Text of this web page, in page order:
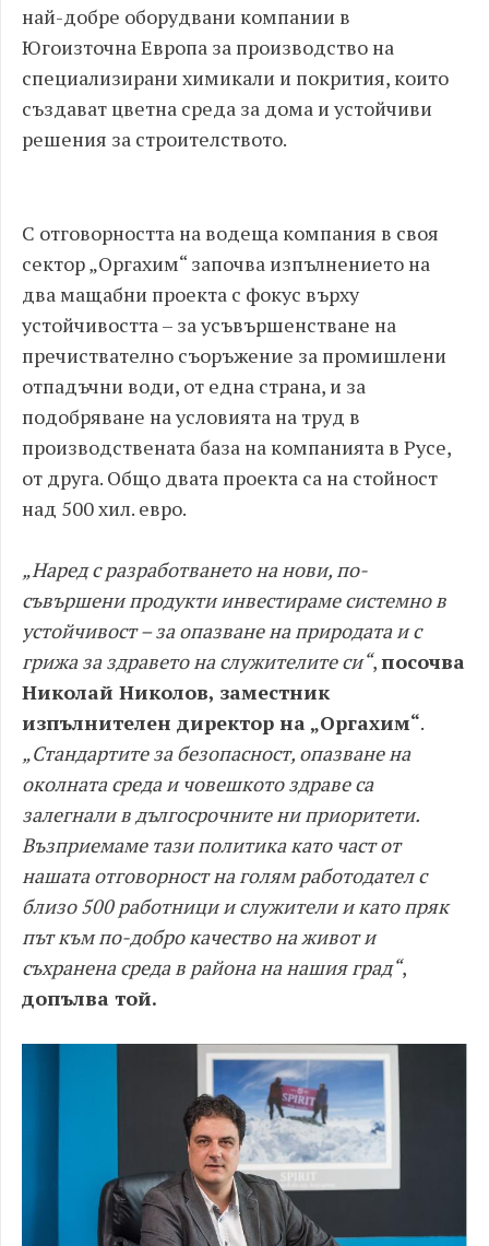
най-добре оборудвани компании в
Югоизточна Европа за производство на
специализирани химикали и покрития, които
създават цветна среда за дома и устойчиви
решения за строителството.
С отговорността на водеща компания в своя
сектор „Оргахим“ започва изпълнението на
два мащабни проекта с фокус върху
устойчивостта – за усъвършенстване на
пречиствателно съоръжение за промишлени
отпадъчни води, от една страна, и за
подобряване на условията на труд в
производствената база на компанията в Русе,
от друга. Общо двата проекта са на стойност
над 500 хил. евро.
„Наред с разработването на нови, по-
съвършени продукти инвестираме системно в
устойчивост – за опазване на природата и с
грижа за здравето на служителите си“,посочва
Николай Николов, заместник
изпълнителен директор на „Оргахим“.
„Стандартите за безопасност, опазване на
околната среда и човешкото здраве са
залегнали в дългосрочните ни приоритети.
Възприемаме тази политика като част от
нашата отговорност на голям работодател с
близо 500 работници и служители и като пряк
път към по-добро качество на живот и
съхранена среда в района на нашия град“,
допълва той.